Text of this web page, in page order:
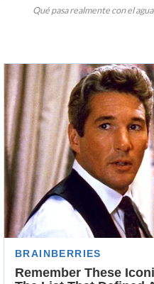
Qué pasa realmente con el